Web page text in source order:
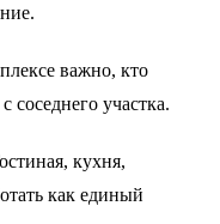
важно, кто
соседнего участка.
кухня,
как единый